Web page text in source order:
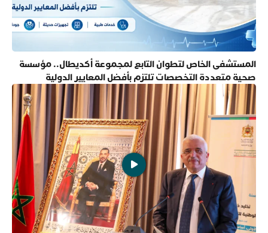
المستشفى الخاص لتطوان التابع لمجموعة أكديطال.. مؤسسة
صحية متعددة التخصصات تلتزم بأفضل المعايير الدولية